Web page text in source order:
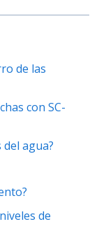
de las
con SC-
del agua?
de